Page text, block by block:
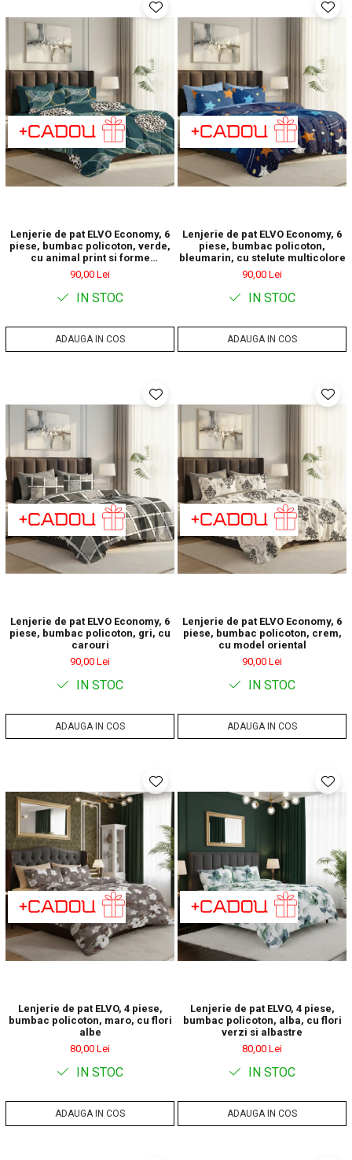
Lenjerie de pat ELVO Economy, 6
piese, bumbac policoton, verde,
cu animal print si forme
geometrice
90,00 Lei
IN STOC
ADAUGA IN COS
Lenjerie de pat ELVO Economy, 6
piese, bumbac policoton,
bleumarin, cu stelute multicolore
90,00 Lei
IN STOC
ADAUGA IN COS
Lenjerie de pat ELVO Economy, 6
piese, bumbac policoton, gri, cu
carouri
90,00 Lei
IN STOC
ADAUGA IN COS
Lenjerie de pat ELVO Economy, 6
piese, bumbac policoton, crem,
cu model oriental
90,00 Lei
IN STOC
ADAUGA IN COS
Lenjerie de pat ELVO, 4 piese,
bumbac policoton, maro, cu flori
albe
80,00 Lei
IN STOC
ADAUGA IN COS
Lenjerie de pat ELVO, 4 piese,
bumbac policoton, alba, cu flori
verzi si albastre
80,00 Lei
IN STOC
ADAUGA IN COS